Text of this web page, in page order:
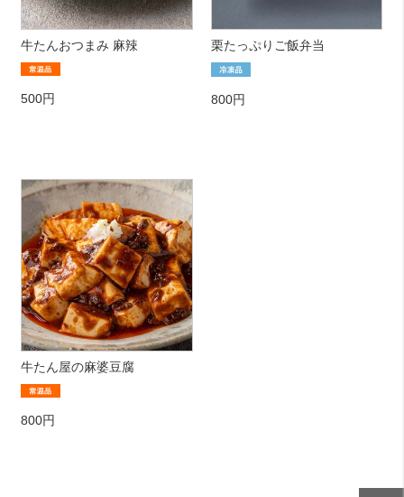
牛たんおつまみ 麻辣
500円
栗たっぷりご飯弁当
800円
牛たん屋の麻婆豆腐
800円